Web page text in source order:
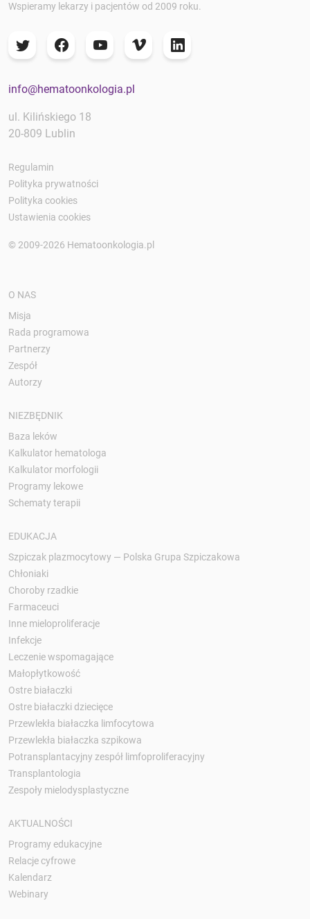
Wspieramy lekarzy i pacjentów od 2009 roku.
info@hematoonkologia.pl
ul. Kilińskiego 18
20-809 Lublin
Regulamin
Polityka prywatności
Polityka cookies
Ustawienia cookies
© 2009-2026 Hematoonkologia.pl
O NAS
Misja
Rada programowa
Partnerzy
Zespół
Autorzy
NIEZBĘDNIK
Baza leków
Kalkulator hematologa
Kalkulator morfologii
Programy lekowe
Schematy terapii
EDUKACJA
Szpiczak plazmocytowy — Polska Grupa Szpiczakowa
Chłoniaki
Choroby rzadkie
Farmaceuci
Inne mieloproliferacje
Infekcje
Leczenie wspomagające
Małopłytkowość
Ostre białaczki
Ostre białaczki dziecięce
Przewlekła białaczka limfocytowa
Przewlekła białaczka szpikowa
Potransplantacyjny zespół limfoproliferacyjny
Transplantologia
Zespoły mielodysplastyczne
AKTUALNOŚCI
Programy edukacyjne
Relacje cyfrowe
Kalendarz
Webinary